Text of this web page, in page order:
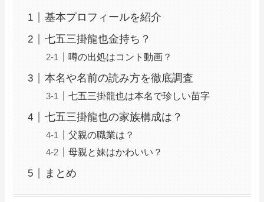
基本プロフィールを紹介
七五三掛龍也金持ち？
噂の出処はコント動画？
本名や名前の読み方を徹底調査
七五三掛龍也は本名で珍しい苗字
七五三掛龍也の家族構成は？
父親の職業は？
母親と妹はかわいい？
まとめ